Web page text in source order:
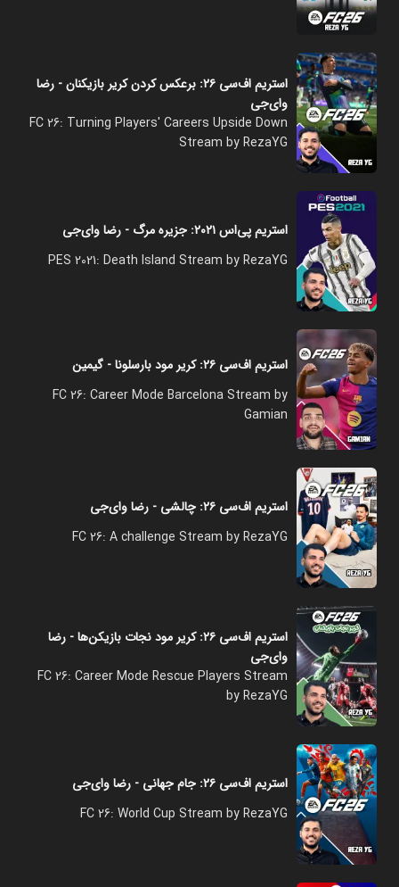
استریم اف‌سی ۲۶: برعکس کردن کریر بازیکنان - رضا
وای‌جی
FC 26: Turning Players' Careers Upside Down
Stream by RezaYG
استریم پی‌اس ۲۰۲۱: جزیره مرگ - رضا وای‌جی
PES 2021: Death Island Stream by RezaYG
استریم اف‌سی ۲۶: کریر مود بارسلونا - گیمین
FC 26: Career Mode Barcelona Stream by
Gamian
استریم اف‌سی ۲۶: چالشی - رضا وای‌جی
FC 26: A challenge Stream by RezaYG
استریم اف‌سی ۲۶: کریر مود نجات بازیکن‌ها - رضا
وای‌جی
FC 26: Career Mode Rescue Players Stream
by RezaYG
استریم اف‌سی ۲۶: جام جهانی - رضا وای‌جی
FC 26: World Cup Stream by RezaYG